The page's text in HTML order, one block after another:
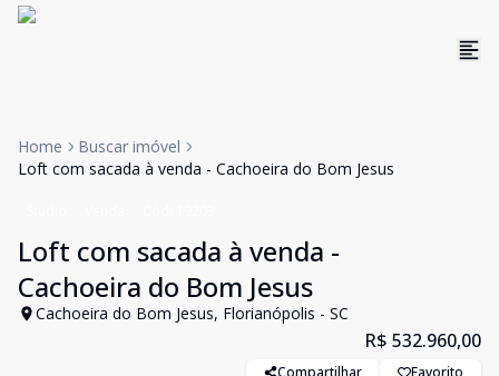
Home
Buscar imóvel
Loft com sacada à venda - Cachoeira do Bom Jesus
Loft com sacada à venda -
Cachoeira do Bom Jesus
Cachoeira do Bom Jesus, Florianópolis - SC
R$ 532.960,00
Compartilhar Favorito